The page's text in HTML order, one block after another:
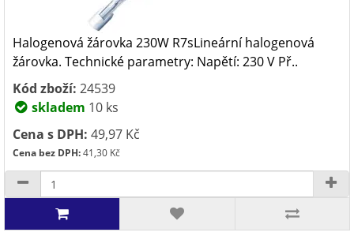
Halogenová žárovka 230W R7sLineární halogenová
žárovka. Technické parametry: Napětí: 230 V Př..
Kód zboží: 24539
skladem 10 ks
Cena s DPH: 49,97 Kč
Cena bez DPH:41,30 Kč